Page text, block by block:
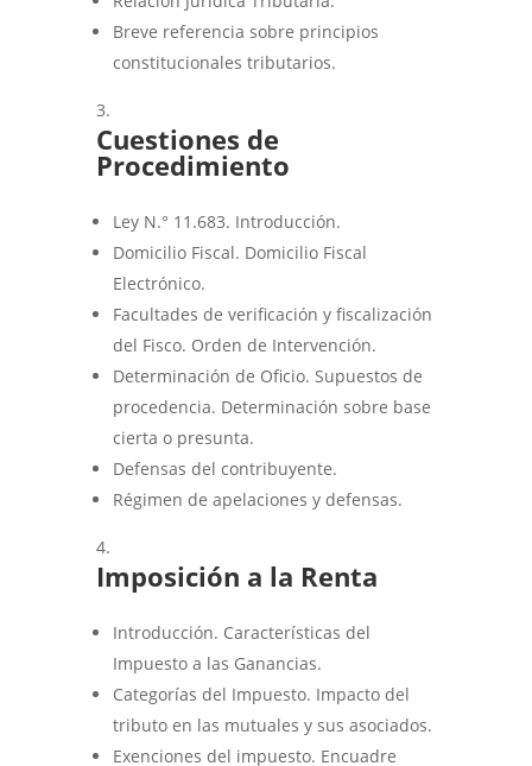
Breve referencia sobre principios
constitucionales tributarios.
Cuestiones de
Procedimiento
Ley N.° 11.683. Introducción.
Domicilio Fiscal. Domicilio Fiscal
Electrónico.
Facultades de verificación y fiscalización
del Fisco. Orden de Intervención.
Determinación de Oficio. Supuestos de
procedencia. Determinación sobre base
cierta o presunta.
Defensas del contribuyente.
Régimen de apelaciones y defensas.
Imposición a la Renta
Introducción. Características del
Impuesto a las Ganancias.
Categorías del Impuesto. Impacto del
tributo en las mutuales y sus asociados.
Exenciones del impuesto. Encuadre